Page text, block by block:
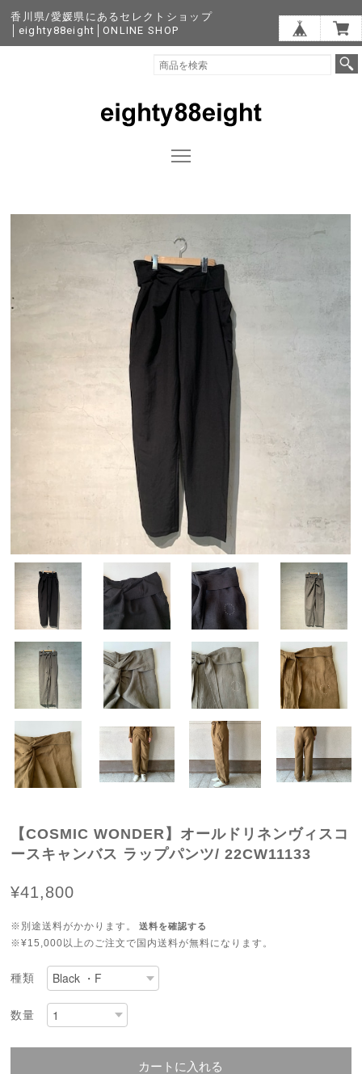
香川県/愛媛県にあるセレクトショップ
│eighty88eight│ONLINE SHOP
【COSMIC WONDER】オールドリネンヴィスコ
ースキャンバス ラップパンツ/ 22CW11133
¥41,800
※別途送料がかかります。 送料を確認する
※¥15,000以上のご注文で国内送料が無料になります。
種類
数量
カートに入れる